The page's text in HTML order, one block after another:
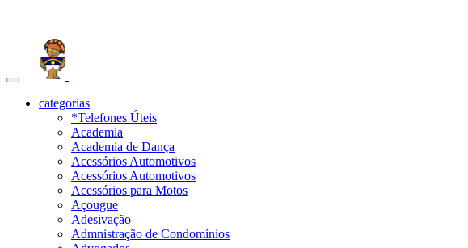
Toggle
navigationcategorias
*Telefones Úteis
Academia
Academia de Dança
Acessórios Automotivos
Acessórios Automotivos
Acessórios para Motos
Açougue
Adesivação
Admnistração de Condomínios